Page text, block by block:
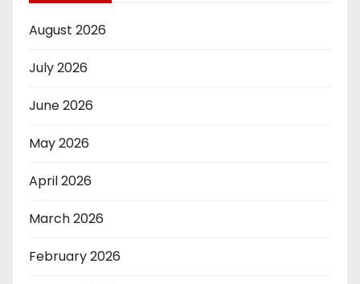
August 2026
July 2026
June 2026
May 2026
April 2026
March 2026
February 2026